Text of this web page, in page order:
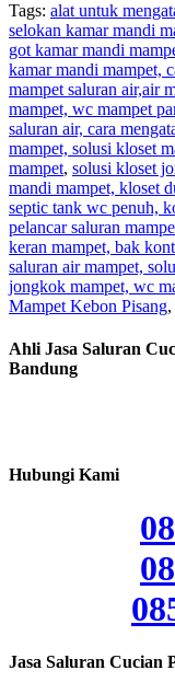
Tags: alat untuk
selokan kamar mandi
got kamar mandi
kamar mandi mampet,
mampet saluran air,air
mampet, wc mampet
saluran air, cara
mampet, solusi kloset
mampet, solusi kloset
mandi mampet, kloset
septic tank wc penuh,
pelancar saluran
keran mampet, bak
saluran air mampet,
jongkok mampet, wc
Mampet Kebon Pisang,
Ahli Jasa Saluran
Bandung
Hubungi Kami
Jasa Saluran Cucian